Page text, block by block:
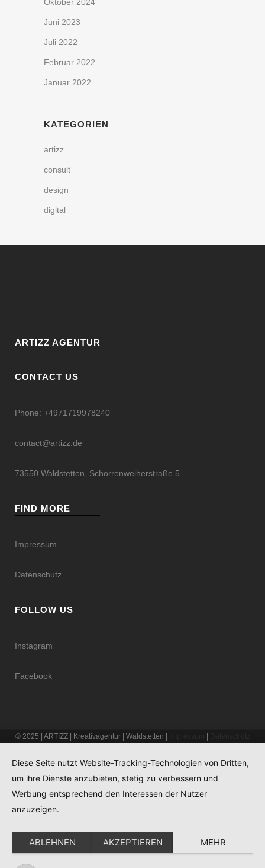
Juni 2023
Juli 2022
Februar 2022
Januar 2022
KATEGORIEN
artizz
consult
design
digital
ARTIZZ AGENTUR
CONTACT US
Phone: +4971719978240
contact@artizz.de
73550 Waldstetten, Schorrenweiherstraße 5
FIND MORE
Impressum
Datenschutz
FOLLOW US
Instagram
Facebook
© 2025 | ARTIZZ | Kreativagentur | Waldstetten |
Diese Seite nutzt Website-Tracking-Technologien von Dritten,
um ihre Dienste anzubieten, stetig zu verbessern und
Werbung entsprechend den Interessen der Nutzer
anzuzeigen.
ABLEHNEN AKZEPTIEREN MEHR